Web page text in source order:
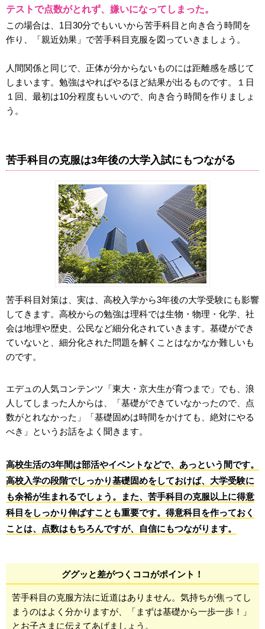
テストで点数がとれず、嫌いになってしまった。
この場合は、1日30分でもいいから苦手科目と向き合う時間を
作り、「親近効果」で苦手科目克服を図っていきましょう。
人間関係と同じで、正体が分からないものには距離感を感じて
しまいます。勉強はやればやるほど結果が出るものです。１日
１回、最初は10分程度もいいので、向き合う時間を作りましょ
う。
苦手科目の克服は3年後の大学入試にもつながる
苦手科目対策は、実は、高校入学から3年後の大学受験にも影響
してきます。高校からの勉強は理科では生物・物理・化学、社
会は地理や歴史、公民など細分化されていきます。基礎ができ
ていないと、細分化された問題を解くことはなかなか難しいも
のです。
エデュの人気コンテンツ「東大・京大生が育つまで」でも、浪
人してしまった人からは、「基礎ができていなかったので、点
数がとれなかった」「基礎固めは時間をかけても、絶対にやる
べき」というお話をよく聞きます。
高校生活の3年間は部活やイベントなどで、あっという間です。
高校入学の段階でしっかり基礎固めをしておけば、大学受験に
も余裕が生まれるでしょう。また、苦手科目の克服以上に得意
科目をしっかり伸ばすことも重要です。得意科目を作っておく
ことは、点数はもちろんですが、自信にもつながります。
ググッと差がつくココがポイント！
苦手科目の克服方法に近道はありません。気持ちが焦ってし
まうのはよく分かりますが、「まずは基礎から一歩一歩！」
とお子さまに伝えてあげましょう。